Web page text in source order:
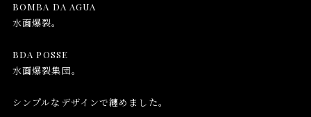
BOMBA DA AGUA
水面爆裂。
BDA POSSE
水面爆裂集団。
シンプルなデザインで纏めました。